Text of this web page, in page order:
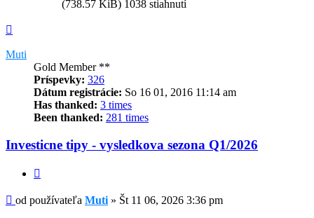
(738.57 KiB) 1038 stiahnutí
Muti
Gold Member **
Príspevky: 326
Dátum registrácie: So 16 01, 2016 11:14 am
Has thanked: 3 times
Been thanked: 281 times
Investicne tipy - vysledkova sezona Q1/2026
Príspevok
od používateľa Muti » Št 11 06, 2026 3:36 pm